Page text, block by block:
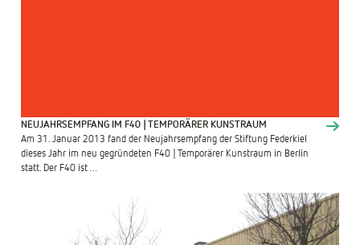
NEUJAHRSEMPFANG IM F40 | TEMPORÄRER KUNSTRAUM
Am 31. Januar 2013 fand der Neujahrsempfang der Stiftung Federkiel
dieses Jahr im neu gegründeten F40 | Temporärer Kunstraum in Berlin
statt. Der F40 ist …